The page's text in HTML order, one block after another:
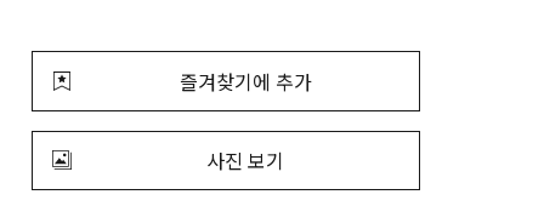
즐겨찾기에 추가
사진 보기